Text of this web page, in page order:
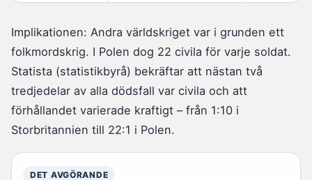
Implikationen: Andra världskriget var i grunden ett
folkmordskrig. I Polen dog 22 civila för varje soldat.
Statista (statistikbyrå) bekräftar att nästan två
tredjedelar av alla dödsfall var civila och att
förhållandet varierade kraftigt – från 1:10 i
Storbritannien till 22:1 i Polen.
DET AVGÖRANDE